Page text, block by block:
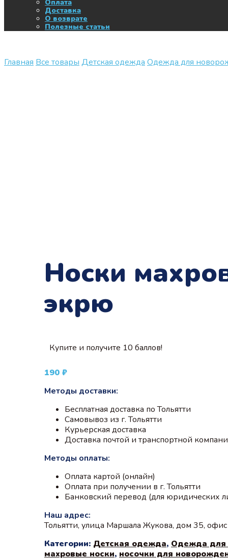
Оплата
Доставка
О возврате
Полезные статьи
Главная Все товары Детская одежда Одежда для
Носки
экрю
Купите и получите 10 баллов!
190 ₽
Методы доставки:
Бесплатная доставка по Тольятти
Самовывоз из г. Тольятти
Курьерская доставка
Доставка почтой и транспортной
Методы оплаты:
Оплата картой (онлайн)
Оплата при получении в г. Тольятти
Банковский перевод (для юридических
Наш адрес:
Тольятти, улица Маршала Жукова, дом 35,
Категории: Детская одежда, Одежда для
махровые носки, носочки для